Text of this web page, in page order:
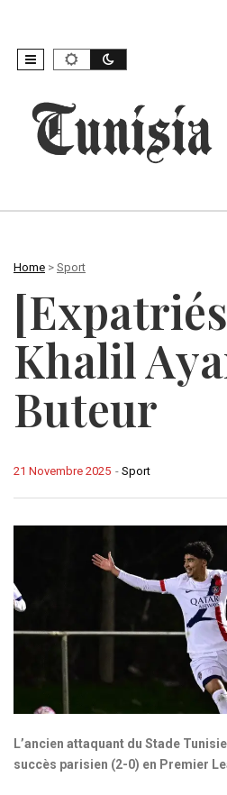
Home > Sport
Khalil
Buteur
- Sport
21 Novembre 2025
L’ancien attaquant du Stade
succès parisien (2-0) en Premier